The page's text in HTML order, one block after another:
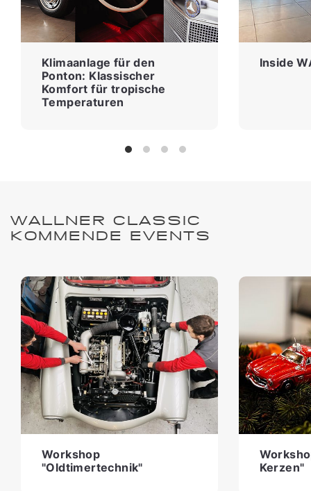
Klimaanlage für den
Ponton: Klassischer
Komfort für tropische
Temperaturen
Inside
WALLNER CLASSIC
KOMMENDE EVENTS
Workshop
"Oldtimertechnik"
Kerzen"